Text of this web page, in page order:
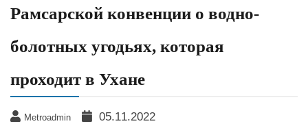
Рамсарской конвенции о водно-
болотных угодьях, которая
проходит в Ухане
Metroadmin 05.11.2022